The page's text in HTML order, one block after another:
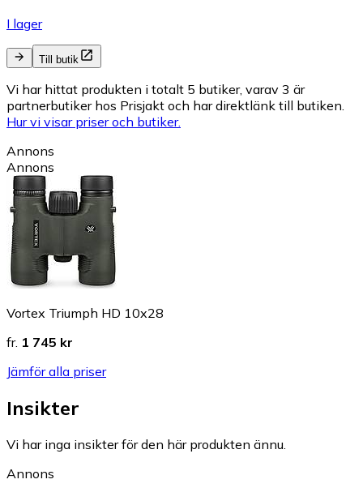
I lager
Till butik
Vi har hittat produkten i totalt 5 butiker, varav 3 är
partnerbutiker hos Prisjakt och har direktlänk till butiken.
Hur vi visar priser och butiker.
Annons
Annons
Vortex Triumph HD 10x28
fr. 1 745 kr
Jämför alla priser
Insikter
Vi har inga insikter för den här produkten ännu.
Annons